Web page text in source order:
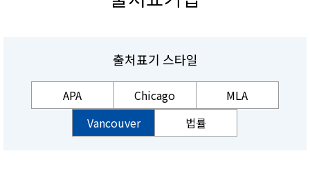
출처표기 스타일
APA Chicago
MLA
Vancouver
법률